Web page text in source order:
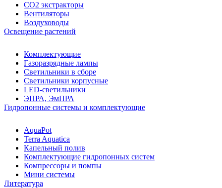
CO2 экстракторы
Вентиляторы
Воздуховоды
Освещение растений
Комплектующие
Газоразрядные лампы
Светильники в сборе
Светильники корпусные
LED-светильники
ЭПРА, ЭмПРА
Гидропонные системы и комплектующие
AquaPot
Terra Aquatica
Капельный полив
Комплектующие гидропонных систем
Компрессоры и помпы
Мини системы
Литература